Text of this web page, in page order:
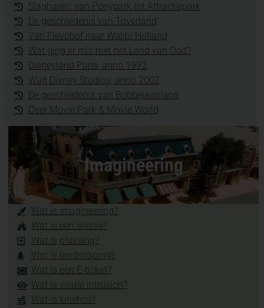
Slagharen: van Ponypark tot Attractiepark
De geschiedenis van Toverland
Van Flevohof naar Walibi Holland
Wat ging er mis met het Land van Ooit?
Disneyland Paris, anno 1992
Walt Disney Studios, anno 2002
De geschiedenis van Bobbejaanland
Over Movie Park & Movie World
Imagineering
Wat is imagineering?
Wat is een wienie?
Wat is plussing?
Wat is landscaping?
Wat is een E-ticket?
Wat is visual intrusion?
Wat is kinetics?